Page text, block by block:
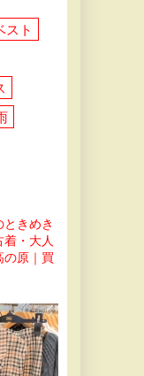
スト
ときめき
着・大人
の原｜買